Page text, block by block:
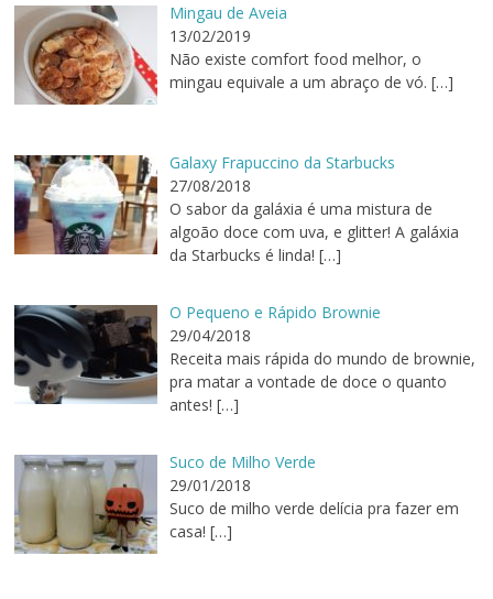
Mingau de Aveia
13/02/2019
Não existe comfort food melhor, o
mingau equivale a um abraço de vó. […]
Galaxy Frapuccino da Starbucks
27/08/2018
O sabor da galáxia é uma mistura de
algoão doce com uva, e glitter! A galáxia
da Starbucks é linda! […]
O Pequeno e Rápido Brownie
29/04/2018
Receita mais rápida do mundo de brownie,
pra matar a vontade de doce o quanto
antes! […]
Suco de Milho Verde
29/01/2018
Suco de milho verde delícia pra fazer em
casa! […]